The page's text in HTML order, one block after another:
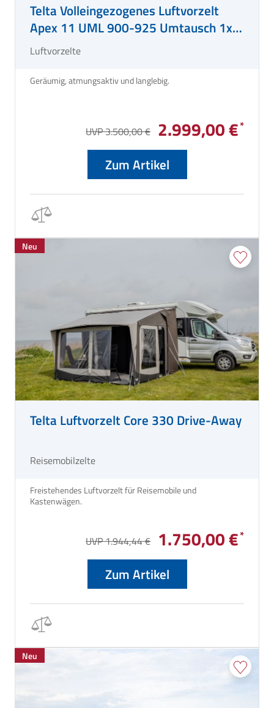
Telta Volleingezogenes Luftvorzelt
Apex 11 UML 900-925 Umtausch 1x
eingezogen
Luftvorzelte
UVP 3.500,00 € 2.999,00 €
Zum Artikel
Neu
Telta Luftvorzelt Core 330 Drive-Away
Reisemobilzelte
Freistehendes Luftvorzelt für Reisemobile und
UVP 1.944,44 € 1.750,00 €
Zum Artikel
Neu